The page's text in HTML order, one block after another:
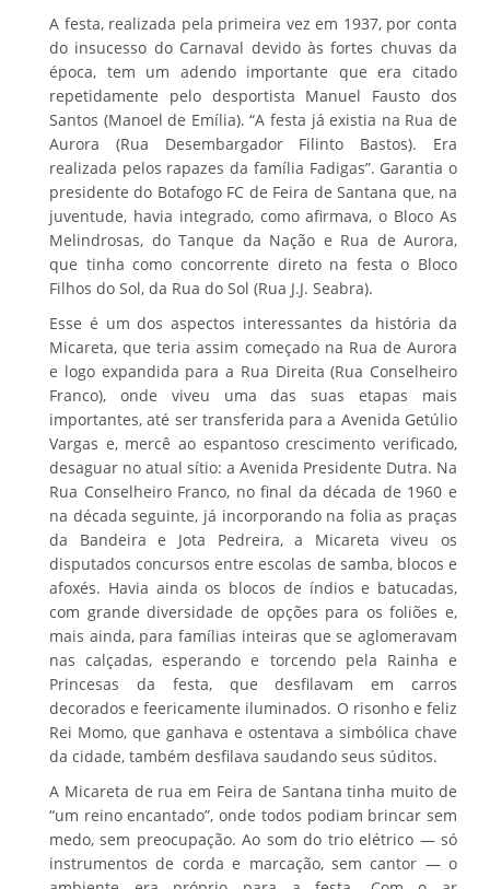
A festa, realizada pela primeira vez em 1937, por conta
do insucesso do Carnaval devido às fortes chuvas da
época, tem um adendo importante que era citado
repetidamente pelo desportista Manuel Fausto dos
Santos (Manoel de Emília). “A festa já existia na Rua de
Aurora (Rua Desembargador Filinto Bastos). Era
realizada pelos rapazes da família Fadigas”. Garantia o
presidente do Botafogo FC de Feira de Santana que, na
juventude, havia integrado, como afirmava, o Bloco As
Melindrosas, do Tanque da Nação e Rua de Aurora,
que tinha como concorrente direto na festa o Bloco
Filhos do Sol, da Rua do Sol (Rua J.J. Seabra).
Esse é um dos aspectos interessantes da história da
Micareta, que teria assim começado na Rua de Aurora
e logo expandida para a Rua Direita (Rua Conselheiro
Franco), onde viveu uma das suas etapas mais
importantes, até ser transferida para a Avenida Getúlio
Vargas e, mercê ao espantoso crescimento verificado,
desaguar no atual sítio: a Avenida Presidente Dutra. Na
Rua Conselheiro Franco, no final da década de 1960 e
na década seguinte, já incorporando na folia as praças
da Bandeira e Jota Pedreira, a Micareta viveu os
disputados concursos entre escolas de samba, blocos e
afoxés. Havia ainda os blocos de índios e batucadas,
com grande diversidade de opções para os foliões e,
mais ainda, para famílias inteiras que se aglomeravam
nas calçadas, esperando e torcendo pela Rainha e
Princesas da festa, que desfilavam em carros
decorados e feericamente iluminados. O risonho e feliz
Rei Momo, que ganhava e ostentava a simbólica chave
da cidade, também desfilava saudando seus súditos.
A Micareta de rua em Feira de Santana tinha muito de
“um reino encantado”, onde todos podiam brincar sem
medo, sem preocupação. Ao som do trio elétrico — só
instrumentos de corda e marcação, sem cantor — o